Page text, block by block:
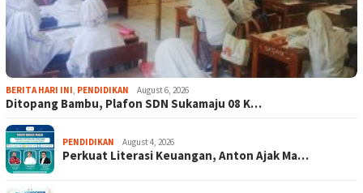
BERITA HARI INI, PENDIDIKAN August 6, 2026
Ditopang Bambu, Plafon SDN Sukamaju 08 K…
PENDIDIKAN August 4, 2026
Perkuat Literasi Keuangan, Anton Ajak Ma…